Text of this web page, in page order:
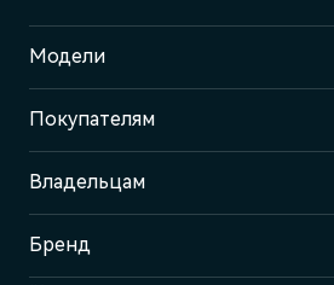
Адрес
Москва, ул. Маршала
д. 13
Отдел продаж и сервиса
+7 (495) 445-61-10
Модели
Покупателям
Владельцам
Бренд